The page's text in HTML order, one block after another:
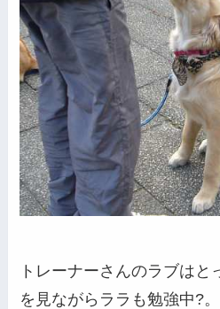
トレーナーさんのラブは
を見ながらララも勉強中?